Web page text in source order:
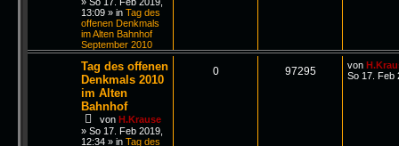
13:09 » in Tag des
offenen Denkmals
im Alten Bahnhof
September 2010
Tag des offenen
Denkmals 2010
im Alten
Bahnhof
von H.Krause
» So 17. Feb 2019,
12:34 » in Tag des
0 97295 von
So 17. Feb